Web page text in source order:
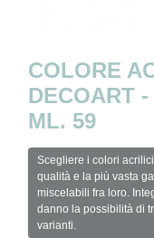
COLORE
DECOART
ML. 59
Scegliere i colori
qualità e la più vasta
miscelabili fra loro.
danno la possibilità di
varianti.